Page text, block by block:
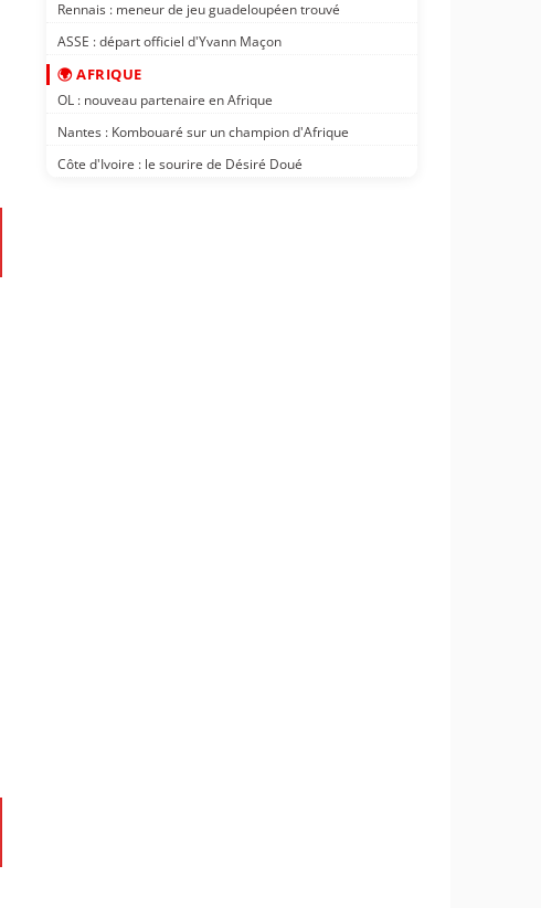
Rennais : meneur de jeu guadeloupéen trouvé
ASSE : départ officiel d'Yvann Maçon
🌍 AFRIQUE
OL : nouveau partenaire en Afrique
Nantes : Kombouaré sur un champion d'Afrique
Côte d'Ivoire : le sourire de Désiré Doué